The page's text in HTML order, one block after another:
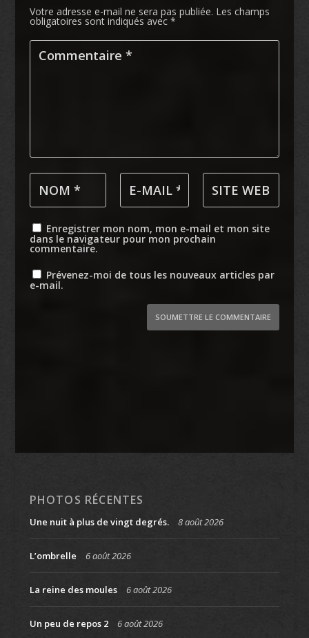
Votre adresse e-mail ne sera pas publiée. Les champs
obligatoires sont indiqués avec *
Enregistrer mon nom, mon e-mail et mon site
dans le navigateur pour mon prochain
commentaire.
Prévenez-moi de tous les nouveaux articles par
e-mail.
SOUMETTRE LE COMMENTAIRE
PHOTOS RÉCENTES
Une nuit à plus de vingt degrés. 8 août 2026
L’ombrelle 6 août 2026
La reine des moules 6 août 2026
Un peu de repos 2 6 août 2026